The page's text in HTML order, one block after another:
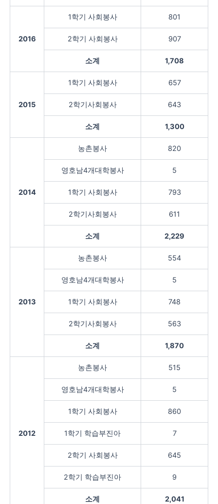
2016
1학기 사회봉사 801
2학기 사회봉사 907
소계 1,708
2015
1학기 사회봉사 657
2학기사회봉사 643
소계 1,300
2014
농촌봉사 820
영호남4개대학봉사 5
1학기 사회봉사 793
2학기사회봉사 611
소계 2,229
2013
농촌봉사 554
영호남4개대학봉사 5
1학기 사회봉사 748
2학기사회봉사 563
소계 1,870
2012
농촌봉사 515
영호남4개대학봉사 5
1학기 사회봉사 860
1학기 학습부진아 7
2학기 사회봉사 645
2학기 학습부진아 9
소계 2,041